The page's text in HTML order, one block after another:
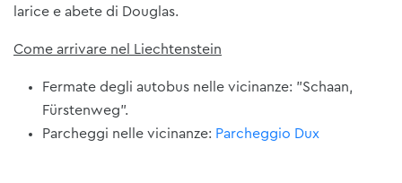
larice e abete di Douglas.
Come arrivare nel Liechtenstein
Fermate degli autobus nelle vicinanze: "Schaan,
Fürstenweg".
Parcheggi nelle vicinanze: Parcheggio Dux